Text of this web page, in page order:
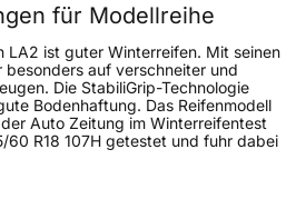
240 km/h
für Modellreihe
LA2 ist guter Winterreifen. Mit seinen
auf verschneiter und
Die StabiliGrip-Technologie
Bodenhaftung. Das Reifenmodell
Auto Zeitung im Winterreifentest
60 R18 107H getestet und fuhr dabei